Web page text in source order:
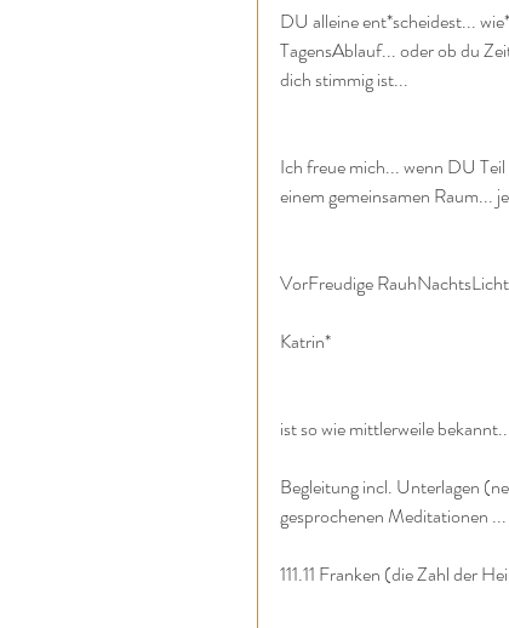
DU alleine ent*scheidest...
TagensAblauf... oder ob du
dich stimmig ist...
Ich freue mich... wenn DU
einem gemeinsamen Raum...
VorFreudige
Katrin*
ist so wie mittlerweile
Begleitung incl. Unterlagen
gesprochenen Meditationen ...
111.11 Franken (die Zahl der